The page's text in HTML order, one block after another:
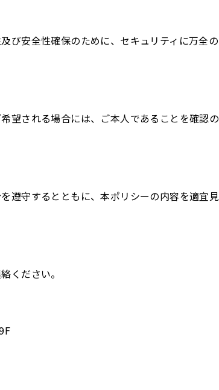
び安全性確保のために、セキュリティに万全の
望される場合には、ご本人であることを確認の
遵守するとともに、本ポリシーの内容を適宜見
ください。